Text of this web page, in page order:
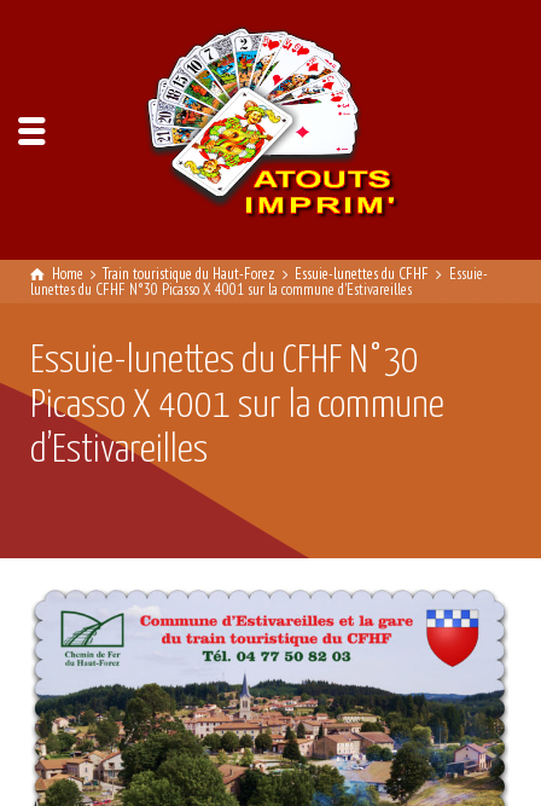
Home Train touristique du Haut-Forez Essuie-lunettes du CFHF Essuie-
lunettes du CFHF N°30 Picasso X 4001 sur la commune d'Estivareilles
Essuie-lunettes du CFHF N°30
Picasso X 4001 sur la commune
d’Estivareilles